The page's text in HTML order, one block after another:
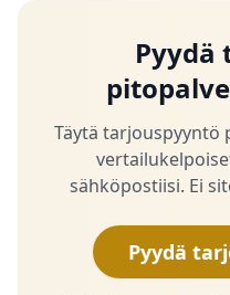
Pyydä
Täytä tarjouspyyntö
sähköpostiisi. Ei
Pyydä